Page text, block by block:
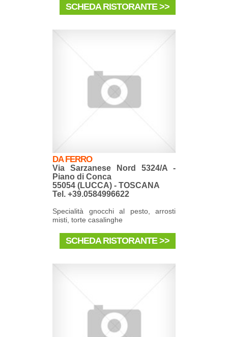
SCHEDA RISTORANTE >>
DA FERRO
Via Sarzanese Nord 5324/A -
Piano di Conca
55054 (LUCCA) - TOSCANA
Tel. +39.0584996622
Specialità gnocchi al pesto, arrosti
misti, torte casalinghe
SCHEDA RISTORANTE >>